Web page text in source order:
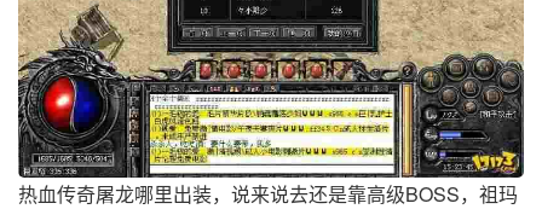
热血传奇屠龙哪里出装，说来说去还是靠高级BOSS，祖玛